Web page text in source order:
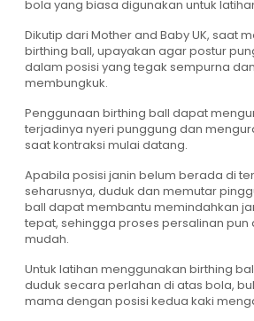
bola yang biasa digunakan untuk
Dikutip dari Mother and Baby UK, saat
birthing ball, upayakan agar postur
dalam posisi yang tegak sempurna
membungkuk.
Penggunaan birthing ball dapat
terjadinya nyeri punggung dan
saat kontraksi mulai datang.
Apabila posisi janin belum berada di
seharusnya, duduk dan memutar
ball dapat membantu memindahkan
tepat, sehingga proses persalinan pun
mudah.
Untuk latihan menggunakan birthing
duduk secara perlahan di atas bola,
mama dengan posisi kedua kaki